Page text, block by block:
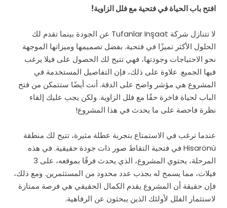
افتح باب الحياة في فتحية مع فلل الزاوية!
لا تتنازل شركة Tufanlar Inşaat عن الجودة بينما تقدم لك
الحلول الأكثر تميزًا في فتحية. بفضل تصميمها وميزاتها الموجهة
نحو الاحتياجات وجودتها، فهي تتيح لك الحصول على فيلا يرغب
فيها الجميع. علاوة على ذلك، فإن التفاصيل المستخدمة في
المشروع هي مؤشر واضح على الدقة. أنت أيضًا ستتمكن من فتح
الباب لحياة فاخرة حقًا مع فلل الزاوية. ولكن يجب عليك إلقاء
نظرة فاحصة على ما يحدث في هذا المشروع!
عندما ترغب في الاستمتاع بتجربة عطلة مثيرة، تتيح لك منطقة
Hisarönü في فتحية التقاط صور ذات جودة حقيقية. في هذه
المرحلة، يحتوي المشروع، الذي يحدث فرقًا بموقعه، على 3
فيلات، مما يسمح له بجذب عدد محدود من المستثمرين. ومع ذلك،
فإن حقيقة أن المشروع يقدم الكمال الحقيقي هي فرصة ممتازة
لاستثمار الفلل لأولئك الذين يبحثون عن الرفاهية.